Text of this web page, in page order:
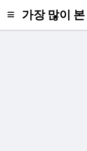
가장 많이